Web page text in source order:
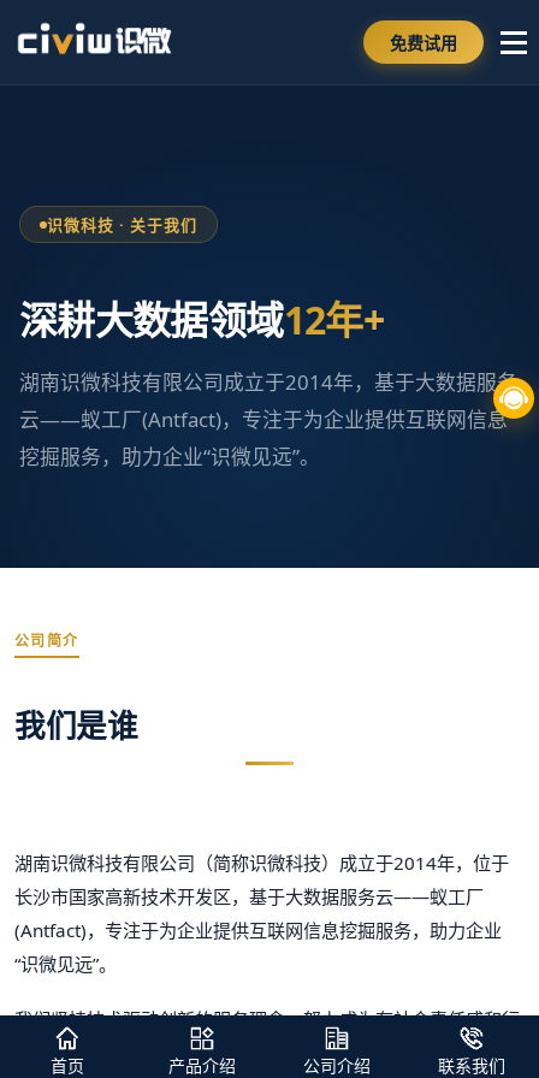
免费试用
识微科技 · 关于我们
深耕大数据领域12年+
湖南识微科技有限公司成立于2014年，基于大数据服务
云——蚁工厂(Antfact)，专注于为企业提供互联网信息
挖掘服务，助力企业“识微见远”。
公司简介
我们是谁
湖南识微科技有限公司（简称识微科技）成立于2014年，位于
长沙市国家高新技术开发区，基于大数据服务云——蚁工厂
(Antfact)，专注于为企业提供互联网信息挖掘服务，助力企业
“识微见远”。
我们坚持技术驱动创新的服务理念，努力成为有社会责任感和行
业影响力的企业。
首页 产品介绍 公司介绍 联系我们